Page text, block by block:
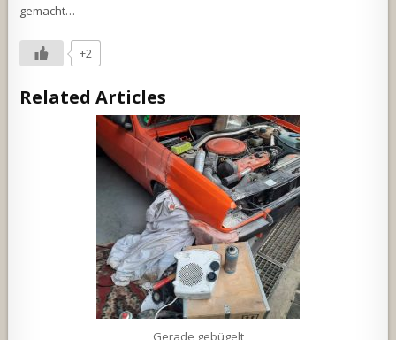
gemacht…
+2
Related Articles
Gerade gebügelt